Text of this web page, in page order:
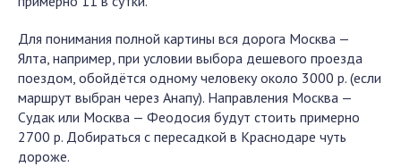
Для понимания полной картины вся дорога Москва —
Ялта, например, при условии выбора дешевого проезда
поездом, обойдётся одному человеку около 3000 р. (если
маршрут выбран через Анапу). Направления Москва —
Судак или Москва — Феодосия будут стоить примерно
2700 р. Добираться с пересадкой в Краснодаре чуть
дороже.